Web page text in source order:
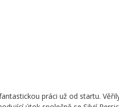
práci už od startu.